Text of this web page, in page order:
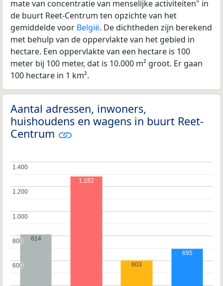
mate van concentratie van menselijke activiteiten" in
de buurt Reet-Centrum ten opzichte van het
gemiddelde voor België. De dichtheden zijn berekend
met behulp van de oppervlakte van het gebied in
hectare. Een oppervlakte van een hectare is 100
meter bij 100 meter, dat is 10.000 m² groot. Er gaan
100 hectare in 1 km².
Aantal adressen, inwoners,
huishoudens en wagens in buurt Reet-
Centrum
600
600
800
800
1.000
1.000
1.200
1.200
1.400
1.400
814
1.282
603
695